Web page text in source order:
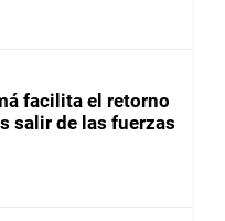
facilita el retorno
salir de las fuerzas